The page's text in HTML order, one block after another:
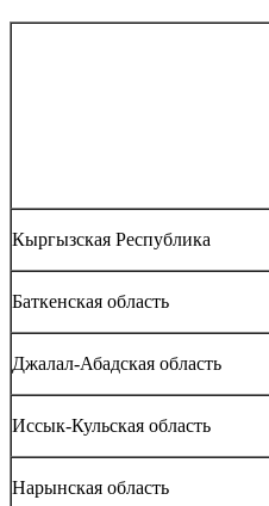
Кыргызская Республика
Баткенская область
Джалал-Абадская область
Иссык-Кульская область
Нарынская область